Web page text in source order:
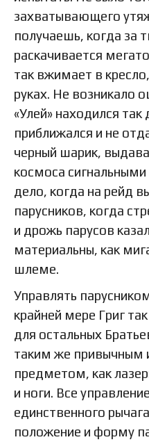
захватывающего
получаешь, когда за
раскачивается
так вжимает в
руках. Не возникало
«Улей» находился так
приближался и не
черный шарик,
космоса
дело, когда на рейд
парусников, когда
и дрожь парусов
материальны, как
шлеме.
Управлять
крайней мере Григ
для остальных
таким же привычным
предметом, как
и ноги. Все
единственного
положение и форму